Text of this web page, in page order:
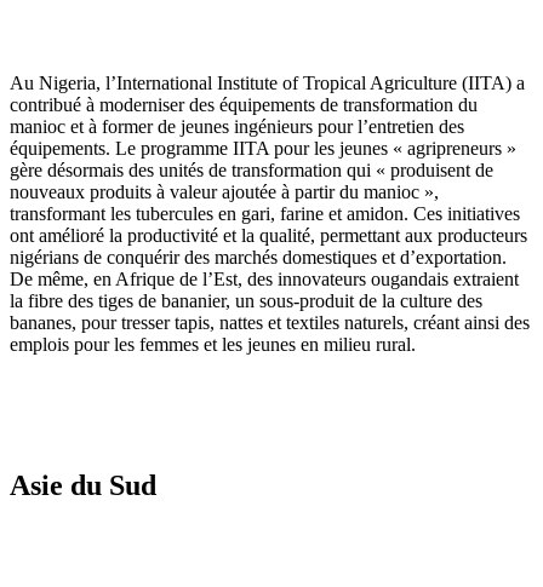
Au Nigeria, l’International Institute of Tropical Agriculture (IITA) a
contribué à moderniser des équipements de transformation du
manioc et à former de jeunes ingénieurs pour l’entretien des
équipements. Le programme IITA pour les jeunes « agripreneurs »
gère désormais des unités de transformation qui « produisent de
nouveaux produits à valeur ajoutée à partir du manioc »,
transformant les tubercules en gari, farine et amidon. Ces initiatives
ont amélioré la productivité et la qualité, permettant aux producteurs
nigérians de conquérir des marchés domestiques et d’exportation.
De même, en Afrique de l’Est, des innovateurs ougandais extraient
la fibre des tiges de bananier, un sous-produit de la culture des
bananes, pour tresser tapis, nattes et textiles naturels, créant ainsi des
emplois pour les femmes et les jeunes en milieu rural.
Asie du Sud